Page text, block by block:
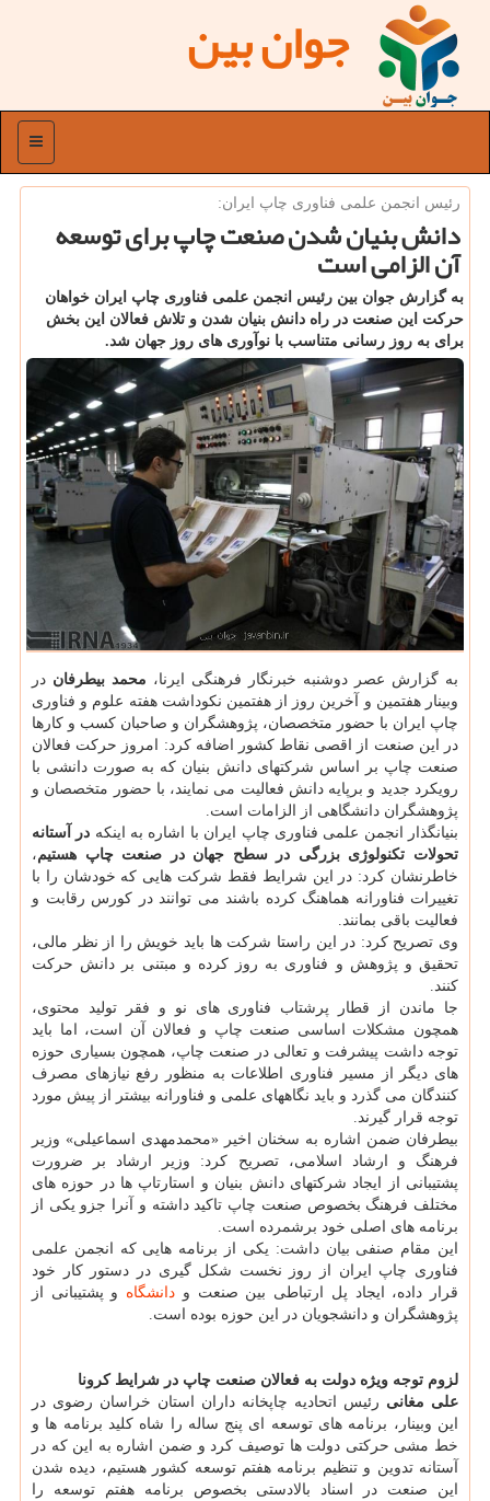
جوان بین
منو
رئیس انجمن علمی فناوری چاپ ایران:
دانش بنیان شدن صنعت چاپ برای توسعه
آن الزامی است
به گزارش جوان بین رئیس انجمن علمی فناوری چاپ ایران خواهان
حرکت این صنعت در راه دانش بنیان شدن و تلاش فعالان این بخش
برای به روز رسانی متناسب با نوآوری های روز جهان شد.
به گزارش عصر دوشنبه خبرنگار فرهنگی ایرنا، محمد بیطرفان در
وبینار هفتمین و آخرین روز از هفتمین نکوداشت هفته علوم و فناوری
چاپ ایران با حضور متخصصان، پژوهشگران و صاحبان کسب و کارها
در این صنعت از اقصی نقاط کشور اضافه کرد: امروز حرکت فعالان
صنعت چاپ بر اساس شرکتهای دانش بنیان که به صورت دانشی با
رویکرد جدید و برپایه دانش فعالیت می نمایند، با حضور متخصصان و
پژوهشگران دانشگاهی از الزامات است.
بنیانگذار انجمن علمی فناوری چاپ ایران با اشاره به اینکه در آستانه
تحولات تکنولوژی بزرگی در سطح جهان در صنعت چاپ هستیم،
خاطرنشان کرد: در این شرایط فقط شرکت هایی که خودشان را با
تغییرات فناورانه هماهنگ کرده باشند می توانند در کورس رقابت و
فعالیت باقی بمانند.
وی تصریح کرد: در این راستا شرکت ها باید خویش را از نظر مالی،
تحقیق و پژوهش و فناوری به روز کرده و مبتنی بر دانش حرکت
کنند.
جا ماندن از قطار پرشتاب فناوری های نو و فقر تولید محتوی،
همچون مشکلات اساسی صنعت چاپ و فعالان آن است، اما باید
توجه داشت پیشرفت و تعالی در صنعت چاپ، همچون بسیاری حوزه
های دیگر از مسیر فناوری اطلاعات به منظور رفع نیازهای مصرف
کنندگان می گذرد و باید نگاههای علمی و فناورانه بیشتر از پیش مورد
توجه قرار گیرند.
بیطرفان ضمن اشاره به سخنان اخیر «محمدمهدی اسماعیلی» وزیر
فرهنگ و ارشاد اسلامی، تصریح کرد: وزیر ارشاد بر ضرورت
پشتیبانی از ایجاد شرکتهای دانش بنیان و استارتاپ ها در حوزه های
مختلف فرهنگ بخصوص صنعت چاپ تاکید داشته و آنرا جزو یکی از
برنامه های اصلی خود برشمرده است.
این مقام صنفی بیان داشت: یکی از برنامه هایی که انجمن علمی
فناوری چاپ ایران از روز نخست شکل گیری در دستور کار خود
قرار داده، ایجاد پل ارتباطی بین صنعت و دانشگاه و پشتیبانی از
پژوهشگران و دانشجویان در این حوزه بوده است.
لزوم توجه ویژه دولت به فعالان صنعت چاپ در شرایط کرونا
علی مغانی رئیس اتحادیه چاپخانه داران استان خراسان رضوی در
این وبینار، برنامه های توسعه ای پنج ساله را شاه کلید برنامه ها و
خط مشی حرکتی دولت ها توصیف کرد و ضمن اشاره به این که در
آستانه تدوین و تنظیم برنامه هفتم توسعه کشور هستیم، دیده شدن
این صنعت در اسناد بالادستی بخصوص برنامه هفتم توسعه را